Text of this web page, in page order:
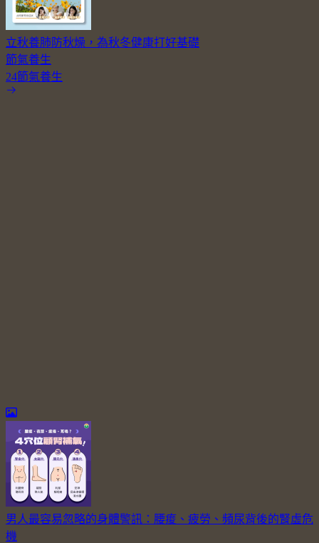
立秋養肺防秋燥，為秋冬健康打好基礎
節氣養生
24節氣養生
男人最容易忽略的身體警訊：腰痠、疲勞、頻尿背後的腎虛危
機